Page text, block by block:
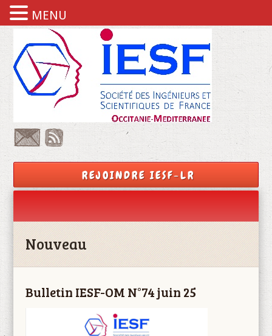
REJOINDRE IESF-LR
Nouveau
Bulletin IESF-OM N°74 juin 25
MENU